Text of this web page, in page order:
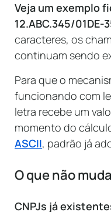
Veja um exemplo
12.ABC.345/01DE-
caracteres, os
continuam sendo
Para que o
funcionando com
letra recebe um
momento do
ASCII, padrão já
O que não
CNPJs já